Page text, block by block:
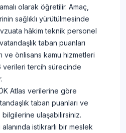
olarak öğretilir. Amaç,
sağlıklı yürütülmesinde
hâkim teknik personel
taban puanları
ve önlisans kamu hizmetleri
verileri tercih sürecinde
Atlas verilerine göre
taban puanları ve
bilgilerine ulaşabilirsiniz.
istikrarlı bir meslek